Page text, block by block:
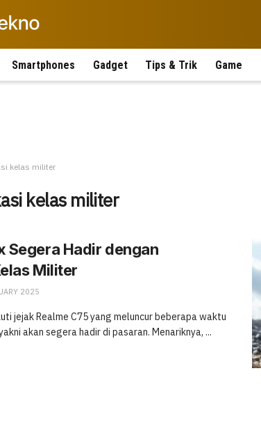
Smartphones Gadget Tips & Trik Game
kelas militer
kelas militer
Segera Hadir dengan
Militer
2025
jejak Realme C75 yang meluncur beberapa waktu
akan segera hadir di pasaran. Menariknya, ...